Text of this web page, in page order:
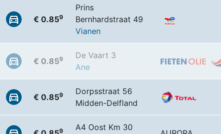
€ 0.859
Prins
Bernhardstraat 49
Vianen
€ 0.859
De Vaart 3
Ane
€ 0.859
Dorpsstraat 56
Midden-Delfland
9 A4 Oost Km 30